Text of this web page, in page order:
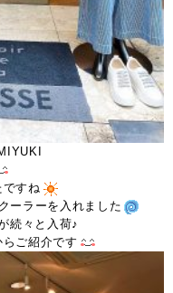
ですね
ーラーを入れました
続々と入荷♪
ご紹介です